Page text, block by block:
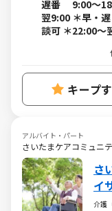
遅番 9:00～
翌9:00 ＊早・
談可 ＊22:00～
キープ
アルバイト・パート
さいたまケアコミュニ
さ
イ
♪
介護